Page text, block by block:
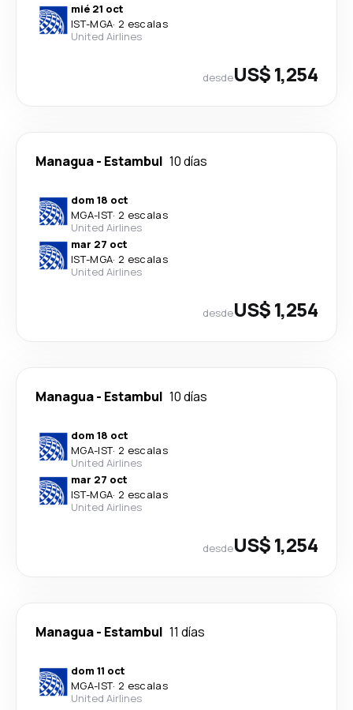
mié 21 oct
IST-MGA· 2 escalas
United Airlines
desdeUS$ 1,254
Managua- Estambul 10 días
dom 18 oct
MGA-IST· 2 escalas
United Airlines
mar 27 oct
IST-MGA· 2 escalas
United Airlines
desdeUS$ 1,254
Managua- Estambul 10 días
dom 18 oct
MGA-IST· 2 escalas
United Airlines
mar 27 oct
IST-MGA· 2 escalas
United Airlines
desdeUS$ 1,254
Managua- Estambul 11 días
dom 11 oct
MGA-IST· 2 escalas
United Airlines